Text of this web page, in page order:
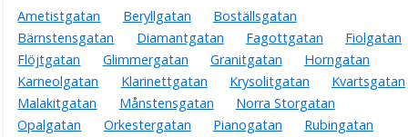
Ametistgatan Beryllgatan
Boställsgatan
Bärnstensgatan
Diamantgatan Fagottgatan
Fiolgatan
Flöjtgatan
Glimmergatan Granitgatan
Horngatan
Karneolgatan
Klarinettgatan Krysolitgatan
Kvartsgatan
Malakitgatan
Månstensgatan
Norra Storgatan
Opalgatan
Orkestergatan Pianogatan
Rubingatan